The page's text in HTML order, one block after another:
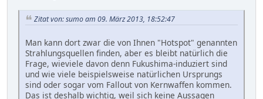
Zitat von: sumo am 09. März 2013, 18:52:47
Man kann dort zwar die von Ihnen "Hotspot" genannten
Strahlungsquellen finden, aber es bleibt natürlich die
Frage, wieviele davon denn Fukushima-induziert sind
und wie viele beispielsweise natürlichen Ursprungs
sind oder sogar vom Fallout von Kernwaffen kommen.
Das ist deshalb wichtig, weil sich keine Aussagen